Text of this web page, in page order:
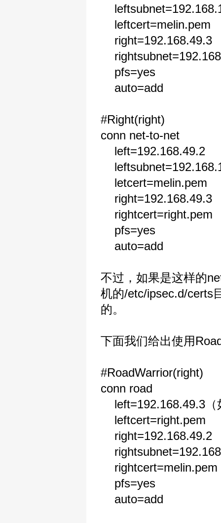
leftcert=melin.pem
right=192.168.49.3
pfs=yes
auto=add
#Right(right)
conn net-to-net
left=192.168.49.2
letcert=melin.pem
right=192.168.49.3
rightcert=right.pem
pfs=yes
auto=add
不过，如果是这样的
机的/etc/ipsec.d/certs
的。
下面我们给出使用
#RoadWarrior(right)
conn road
left=192.168.49.3（
leftcert=right.pem
right=192.168.49.2
rightcert=melin.pem
pfs=yes
auto=add